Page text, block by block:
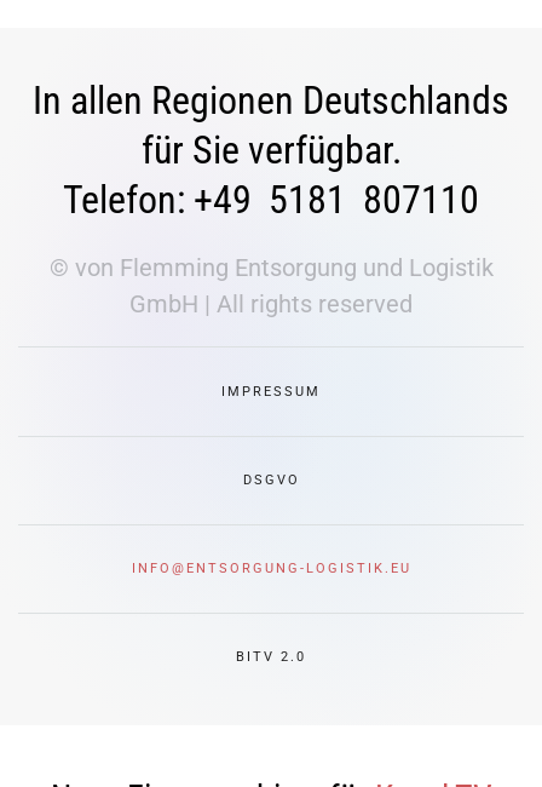
In allen Regionen Deutschlands
für Sie verfügbar.
Telefon: +49 5181 807110
© von Flemming Entsorgung und Logistik
GmbH | All rights reserved
IMPRESSUM
DSGVO
INFO@ENTSORGUNG-LOGISTIK.EU
BITV 2.0